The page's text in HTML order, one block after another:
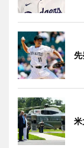
米